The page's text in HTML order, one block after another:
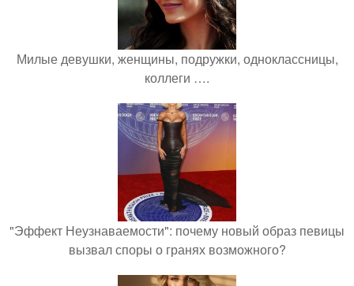
Милые девушки, женщины, подружки, одноклассницы,
коллеги ….
"Эффект Неузнаваемости": почему новый образ певицы
вызвал споры о гранях возможного?